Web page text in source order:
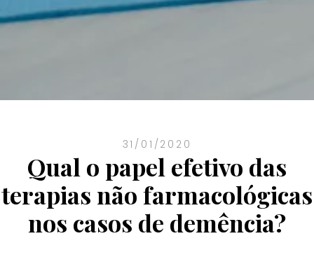
31/01/2020
Qual o papel efetivo das
terapias não farmacológicas
nos casos de demência?